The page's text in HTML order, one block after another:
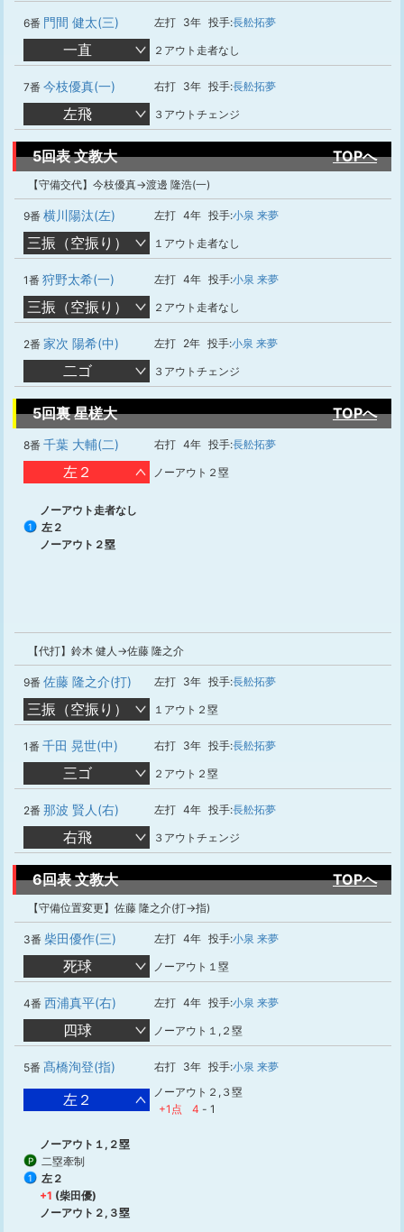
6番 門間 健太(三) 左打 3年 投手:長舩拓夢
一直 ２アウト走者なし
7番 今枝優真(一) 右打 3年 投手:長舩拓夢
左飛 ３アウトチェンジ
5回表 文教大 TOPへ
【守備交代】今枝優真→渡邊 隆浩(一)
9番 横川陽汰(左) 左打 4年 投手:小泉 来夢
三振（空振り） １アウト走者なし
1番 狩野太希(一) 左打 4年 投手:小泉 来夢
三振（空振り） ２アウト走者なし
2番 家次 陽希(中) 左打 2年 投手:小泉 来夢
二ゴ ３アウトチェンジ
5回裏 星槎大 TOPへ
8番 千葉 大輔(二) 右打 4年 投手:長舩拓夢
左２ ノーアウト２塁
ノーアウト走者なし
1
左２
ノーアウト２塁
【代打】鈴木 健人→佐藤 隆之介
9番 佐藤 隆之介(打) 左打 3年 投手:長舩拓夢
三振（空振り） １アウト２塁
1番 千田 晃世(中) 右打 3年 投手:長舩拓夢
三ゴ ２アウト２塁
2番 那波 賢人(右) 左打 4年 投手:長舩拓夢
右飛 ３アウトチェンジ
6回表 文教大 TOPへ
【守備位置変更】佐藤 隆之介(打→指)
3番 柴田優作(三) 左打 4年 投手:小泉 来夢
死球 ノーアウト１塁
4番 西浦真平(右) 左打 4年 投手:小泉 来夢
四球 ノーアウト１,２塁
5番 髙橋洵登(指) 右打 3年 投手:小泉 来夢
左２
ノーアウト２,３塁
+1点
4 - 1
ノーアウト１,２塁
P 二塁牽制
1
左２
+1 (柴田優)
ノーアウト２,３塁